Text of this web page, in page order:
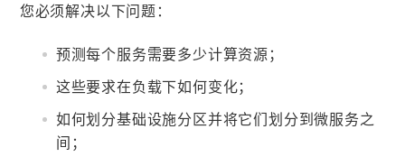
您必须解决以下问题：
预测每个服务需要多少计算资源；
这些要求在负载下如何变化；
如何划分基础设施分区并将它们划分到微服务之
间；